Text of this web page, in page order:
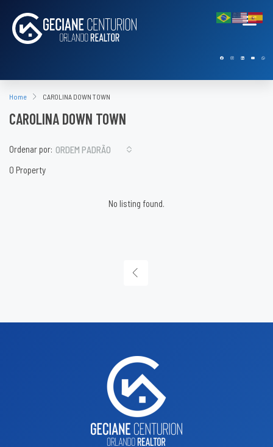
Home CAROLINA DOWN TOWN
CAROLINA DOWN TOWN
0 Property
Ordenar por: ORDEM PADRÃO
No listing found.